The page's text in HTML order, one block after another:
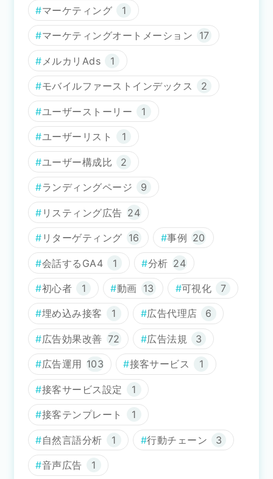
マーケティング 1
マーケティングオートメーション 17
メルカリAds 1
モバイルファーストインデックス 2
ユーザーストーリー 1
ユーザーリスト 1
ユーザー構成比 2
ランディングページ 9
リスティング広告 24
リターゲティング 16 事例 20
会話するGA4 1 分析 24
初心者 1 動画 13 可視化 7
埋め込み接客 1 広告代理店 6
広告効果改善 72 広告法規 3
広告運用 103 接客サービス 1
接客サービス設定 1
接客テンプレート 1
自然言語分析 1 行動チェーン 3
音声広告 1